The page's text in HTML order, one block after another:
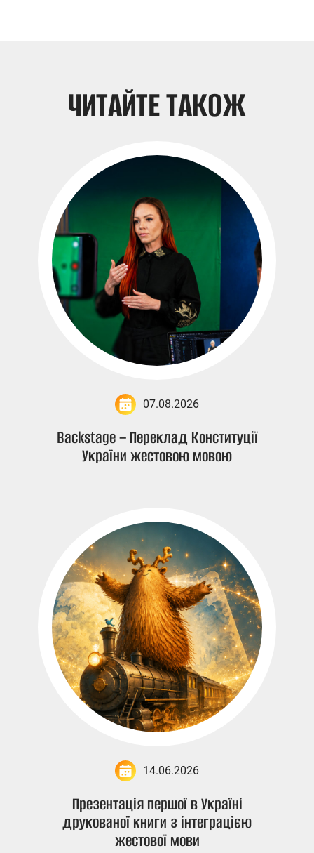
ЧИТАЙТЕ ТАКОЖ
07.08.2026
Backstage – Переклад Конституції
України жестовою мовою
14.06.2026
Презентація першої в Україні
друкованої книги з інтеграцією
жестової мови